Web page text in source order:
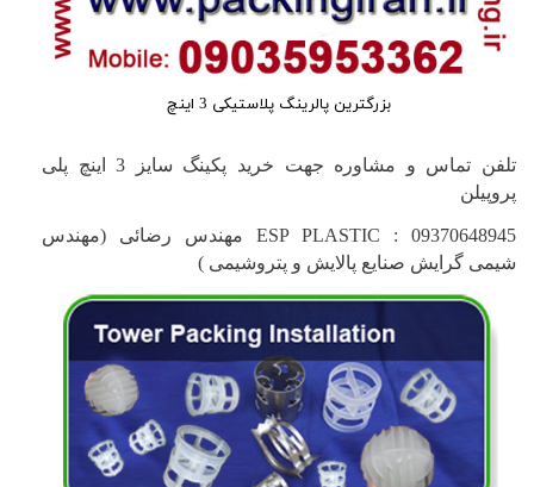
بزرگترین پالرینگ پلاستیکی 3 اینچ
تلفن تماس و مشاوره جهت خرید پکینگ سایز 3 اینچ پلی
پروپیلن
ESP PLASTIC : 09370648945 مهندس رضائی (مهندس
شیمی گرایش صنایع پالایش و پتروشیمی )